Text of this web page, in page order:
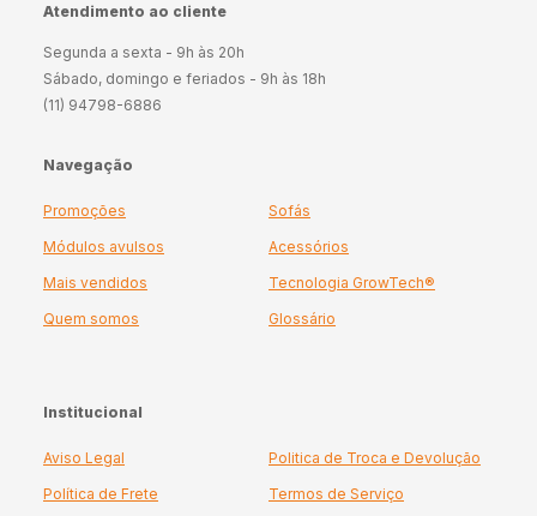
Atendimento ao cliente
Segunda a sexta - 9h às 20h
Sábado, domingo e feriados - 9h às 18h
(11) 94798-6886
Navegação
Promoções
Sofás
Módulos avulsos
Acessórios
Mais vendidos
Tecnologia GrowTech®
Quem somos
Glossário
Institucional
Aviso Legal
Politica de Troca e Devolução
Política de Frete
Termos de Serviço